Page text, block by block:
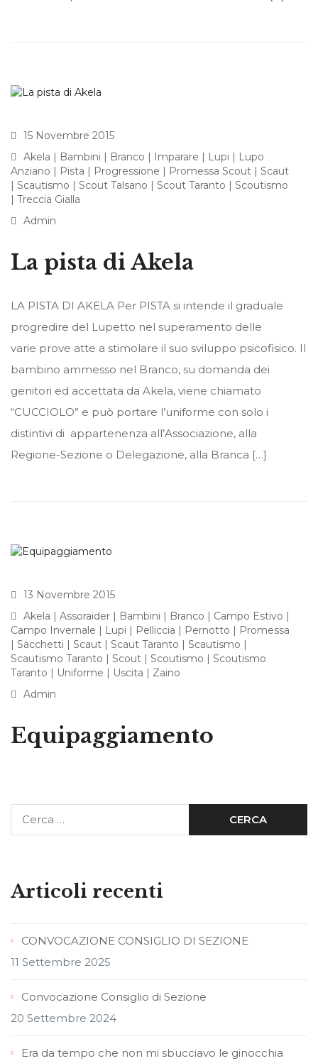
15 Novembre 2015
Akela | Bambini | Branco | Imparare | Lupi | Lupo
Anziano | Pista | Progressione | Promessa Scout | Scaut
| Scautismo | Scout Talsano | Scout Taranto | Scoutismo
| Treccia Gialla
Admin
La pista di Akela
LA PISTA DI AKELA Per PISTA si intende il graduale
progredire del Lupetto nel superamento delle
varie prove atte a stimolare il suo sviluppo psicofisico. Il
bambino ammesso nel Branco, su domanda dei
genitori ed accettata da Akela, viene chiamato
“CUCCIOLO” e può portare l’uniforme con solo i
distintivi di appartenenza all’Associazione, alla
Regione-Sezione o Delegazione, alla Branca […]
13 Novembre 2015
Akela | Assoraider | Bambini | Branco | Campo Estivo |
Campo Invernale | Lupi | Pelliccia | Pernotto | Promessa
| Sacchetti | Scaut | Scaut Taranto | Scautismo |
Scautismo Taranto | Scout | Scoutismo | Scoutismo
Taranto | Uniforme | Uscita | Zaino
Admin
Equipaggiamento
Articoli recenti
CONVOCAZIONE CONSIGLIO DI SEZIONE
11 Settembre 2025
Convocazione Consiglio di Sezione
20 Settembre 2024
Era da tempo che non mi sbucciavo le ginocchia